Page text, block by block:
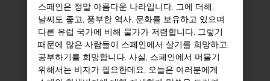
스페인은 정말 아름다운 나라입니다. 그에 더해,
날씨도 좋고, 풍부한 역사, 문화를 보유하고 있으며
다른 유럽 국가에 비해 물가가 저렴합니다. 그렇기
때문에 많은 사람들이 스페인에서 살기를 희망하고,
공부하기를 희망합니다. 사실, 스페인에서 머물기
위해서는 비자가 필요한데요, 오늘은 여러분에게